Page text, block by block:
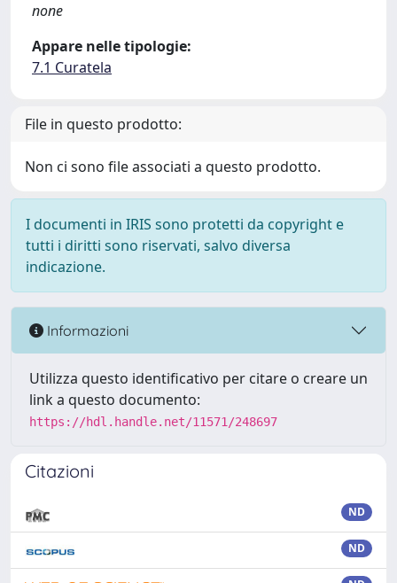
none
Appare nelle tipologie:
7.1 Curatela
File in questo prodotto:
Non ci sono file associati a questo prodotto.
I documenti in IRIS sono protetti da copyright e
tutti i diritti sono riservati, salvo diversa
indicazione.
Informazioni
Utilizza questo identificativo per citare o creare un
link a questo documento:
https://hdl.handle.net/11571/248697
Citazioni
ND
ND